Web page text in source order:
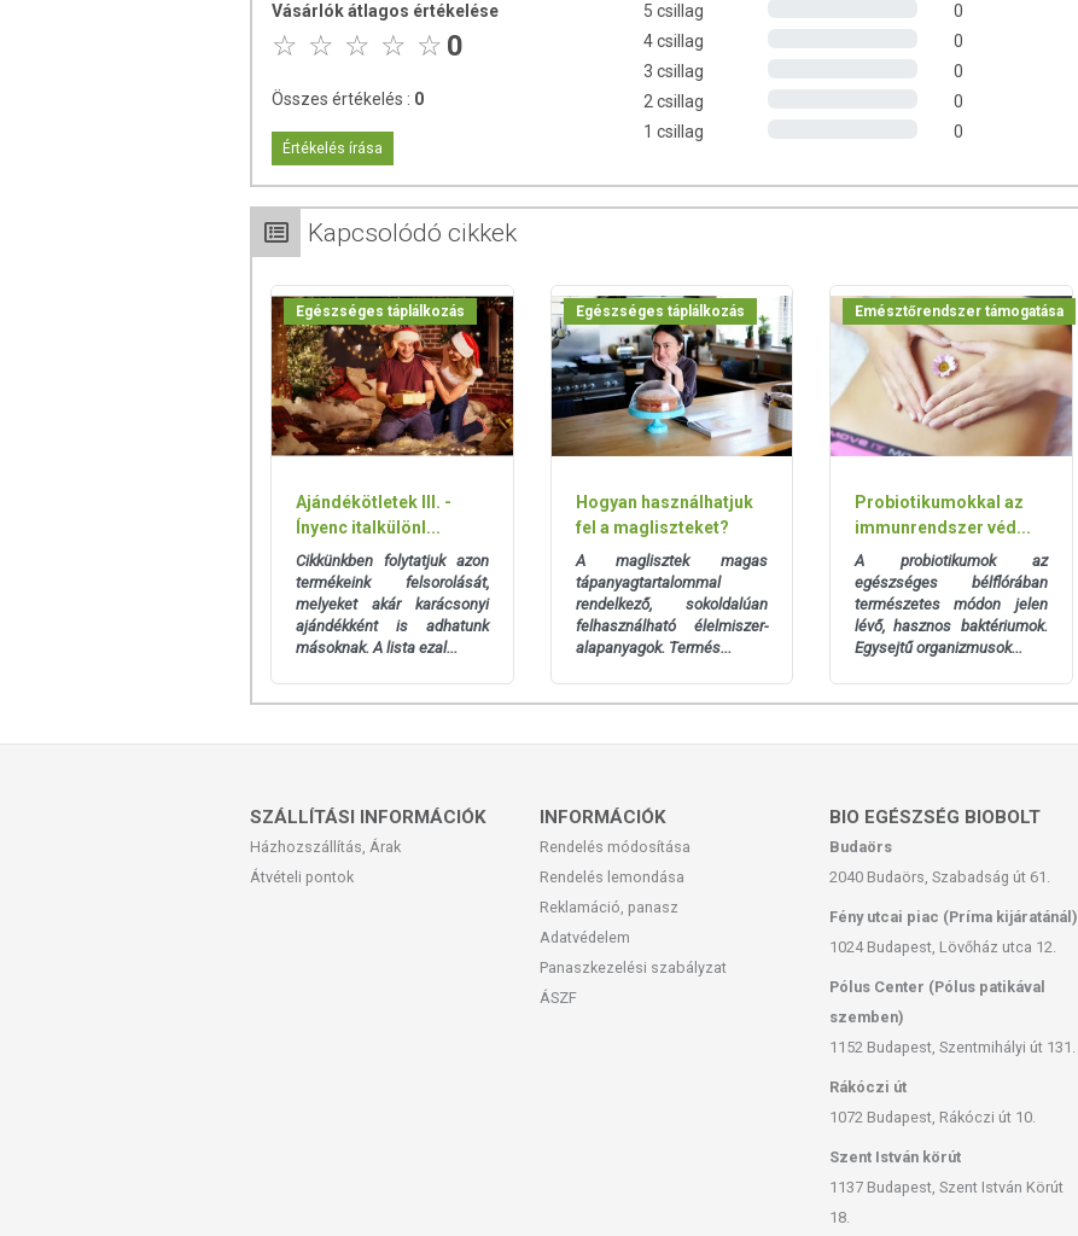
kókuszliszt, Kakaóvaj, Édesítőszer (eritrit), Tápióka keményítő, Nedvesítőszer (glicerin), Aroma (rum,
vanília), Emulgeálószer (napraforgó lecitin), Antioxidáns (tokoferol)
Származási hely: Magyarország
Vásárlók átlagos értékelése
0
Összes értékelés : 0
Értékelés írása
5 csillag
0
4 csillag
0
3 csillag
0
2 csillag
0
1 csillag
0
Kapcsolódó cikkek
Egészséges táplálkozás
Ajándékötletek III. -
Ínyenc italkülönl...
Cikkünkben folytatjuk azon
termékeink felsorolását,
melyeket akár karácsonyi
ajándékként is adhatunk
másoknak. A lista ezal...
Egészséges táplálkozás
Hogyan használhatjuk
fel a magliszteket?
A maglisztek magas
tápanyagtartalommal
rendelkező, sokoldalúan
felhasználható élelmiszer-
alapanyagok. Termés...
Emésztőrendszer támogatása
Probiotikumokkal az
immunrendszer véd...
A probiotikumok az
egészséges bélflórában
természetes módon jelen
lévő, hasznos baktériumok.
Egysejtű organizmusok...
SZÁLLÍTÁSI INFORMÁCIÓK
Házhozszállítás, Árak
Átvételi pontok
INFORMÁCIÓK
Rendelés módosítása
Rendelés lemondása
Reklamáció, panasz
Adatvédelem
Panaszkezelési szabályzat
ÁSZF
BIO EGÉSZSÉG BIOBOLT
Budaörs
2040 Budaörs, Szabadság út 61.
Fény utcai piac (Príma kijáratánál)
1024 Budapest, Lövőház utca 12.
Pólus Center (Pólus patikával
szemben)
1152 Budapest, Szentmihályi út 131.
Rákóczi út
1072 Budapest, Rákóczi út 10.
Szent István körút
1137 Budapest, Szent István Körút
18.